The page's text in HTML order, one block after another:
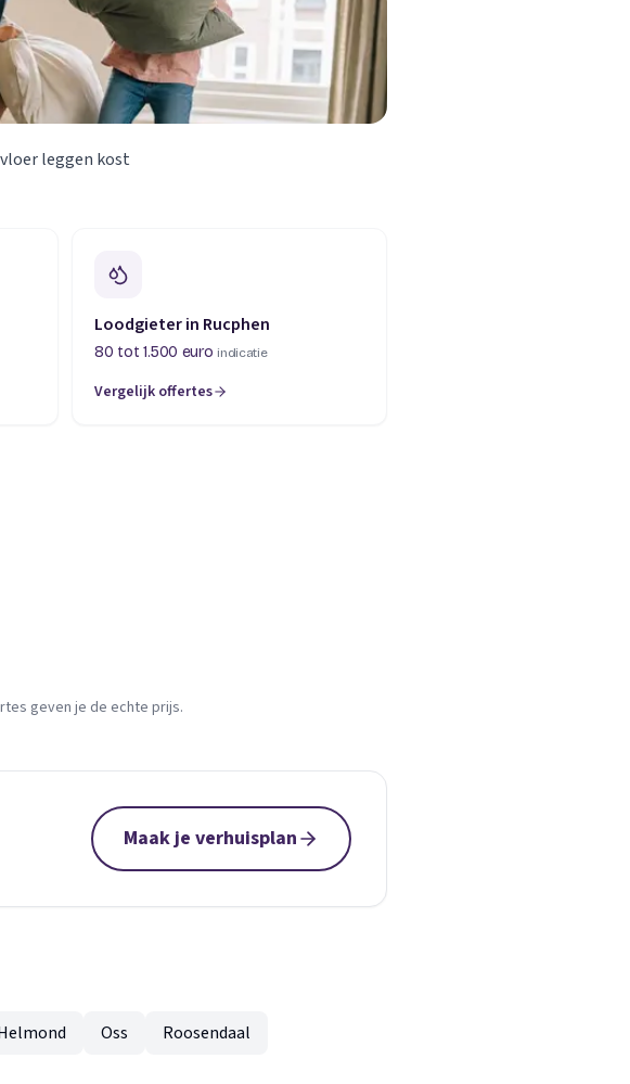
leggen kost
Loodgieter in Rucphen
80 tot 1.500 euro indicatie
Vergelijk offertes
geven je de echte prijs.
Maak je verhuisplan
Oss
Roosendaal